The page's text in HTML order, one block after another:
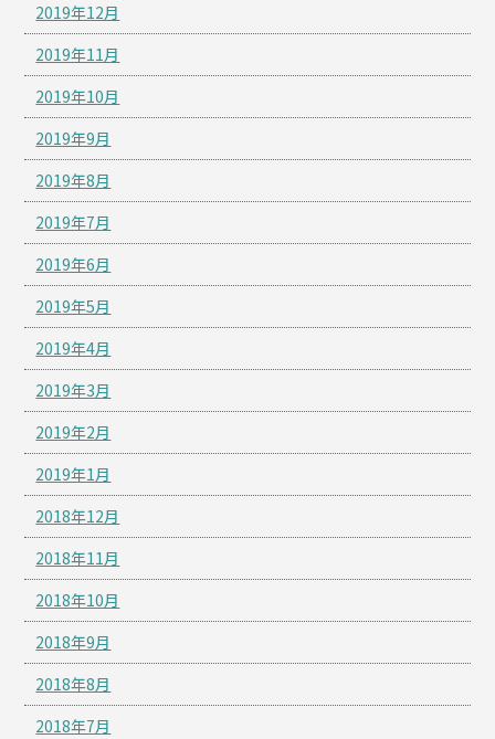
2019年12月
2019年11月
2019年10月
2019年9月
2019年8月
2019年7月
2019年6月
2019年5月
2019年4月
2019年3月
2019年2月
2019年1月
2018年12月
2018年11月
2018年10月
2018年9月
2018年8月
2018年7月